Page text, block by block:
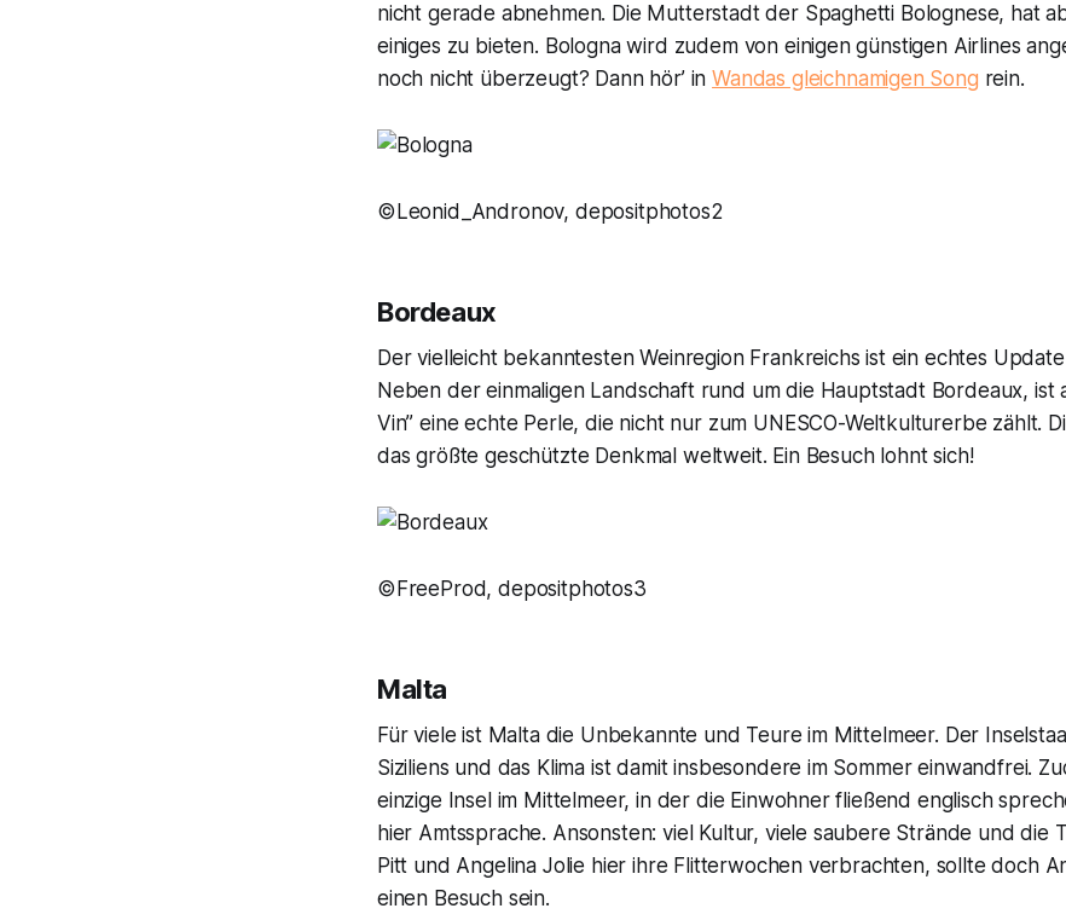
nicht gerade abnehmen. Die Mutterstadt der Spaghetti Bolognese, hat
einiges zu bieten. Bologna wird zudem von einigen günstigen Airlines
noch nicht überzeugt? Dann hör’ inWandas gleichnamigen Song rein.
©Leonid_Andronov, depositphotos2
Bordeaux
Der vielleicht bekanntesten Weinregion Frankreichs ist ein echtes
Neben der einmaligen Landschaft rund um die Hauptstadt Bordeaux, ist
Vin” eine echte Perle, die nicht nur zum UNESCO-Weltkulturerbe zählt.
das größte geschützte Denkmal weltweit. Ein Besuch lohnt sich!
©FreeProd, depositphotos3
Malta
Für viele ist Malta die Unbekannte und Teure im Mittelmeer. Der
Siziliens und das Klima ist damit insbesondere im Sommer einwandfrei.
einzige Insel im Mittelmeer, in der die Einwohner fließend englisch
hier Amtssprache. Ansonsten: viel Kultur, viele saubere Strände und die
Pitt und Angelina Jolie hier ihre Flitterwochen verbrachten, sollte doch
einen Besuch sein.